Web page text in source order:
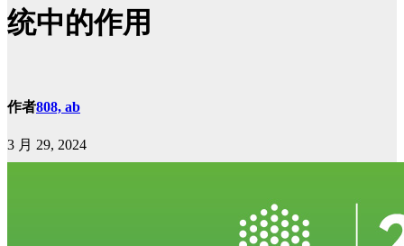
统中的作用
作者808, ab
3 月 29, 2024